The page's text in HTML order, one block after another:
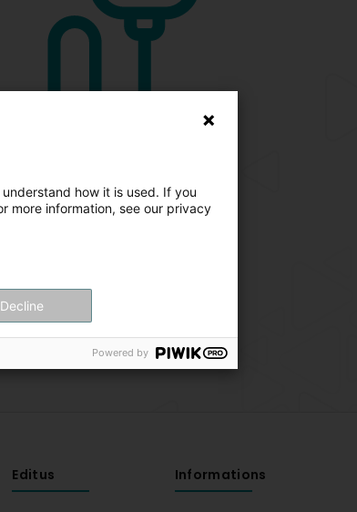
Editus Informations
how it is used. If you
more information, see our privacy
Decline
Powered by